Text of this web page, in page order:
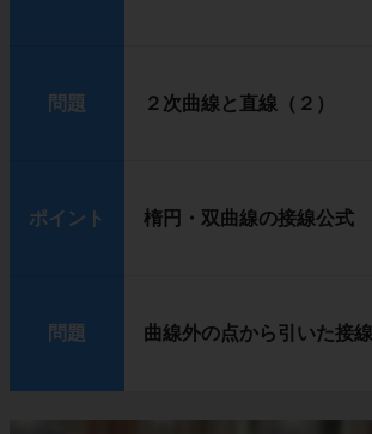
問題 ２次曲線と直線（２）
ポイント 楕円・双曲線の接線公式
問題 曲線外の点から引いた接